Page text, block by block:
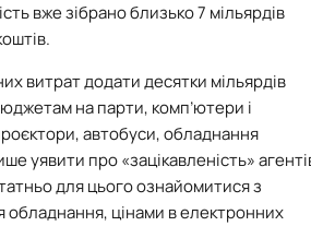
вже зібрано близько 7 мільярдів
витрат додати десятки мільярдів
на парти, комп’ютери і
автобуси, обладнання
уявити про «зацікавленість»
для цього ознайомитися з
цінами в електронних